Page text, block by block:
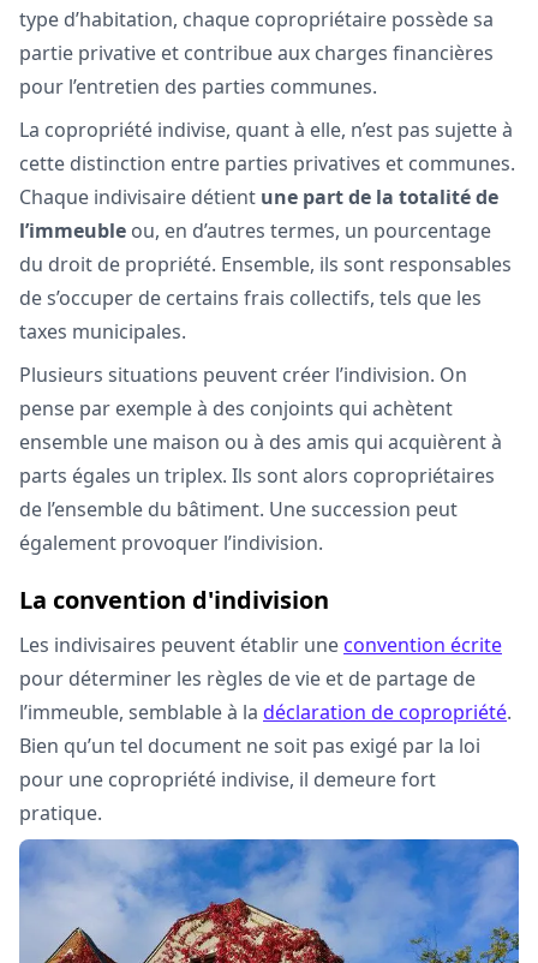
type d’habitation, chaque copropriétaire possède sa
partie privative et contribue aux charges financières
pour l’entretien des parties communes.
La copropriété indivise, quant à elle, n’est pas sujette à
cette distinction entre parties privatives et communes.
Chaque indivisaire détient une part de la totalité de
l’immeuble ou, en d’autres termes, un pourcentage
du droit de propriété. Ensemble, ils sont responsables
de s’occuper de certains frais collectifs, tels que les
taxes municipales.
Plusieurs situations peuvent créer l’indivision. On
pense par exemple à des conjoints qui achètent
ensemble une maison ou à des amis qui acquièrent à
parts égales un triplex. Ils sont alors copropriétaires
de l’ensemble du bâtiment. Une succession peut
également provoquer l’indivision.
La convention d'indivision
Les indivisaires peuvent établir une convention écrite
pour déterminer les règles de vie et de partage de
l’immeuble, semblable à la déclaration de copropriété.
Bien qu’un tel document ne soit pas exigé par la loi
pour une copropriété indivise, il demeure fort
pratique.